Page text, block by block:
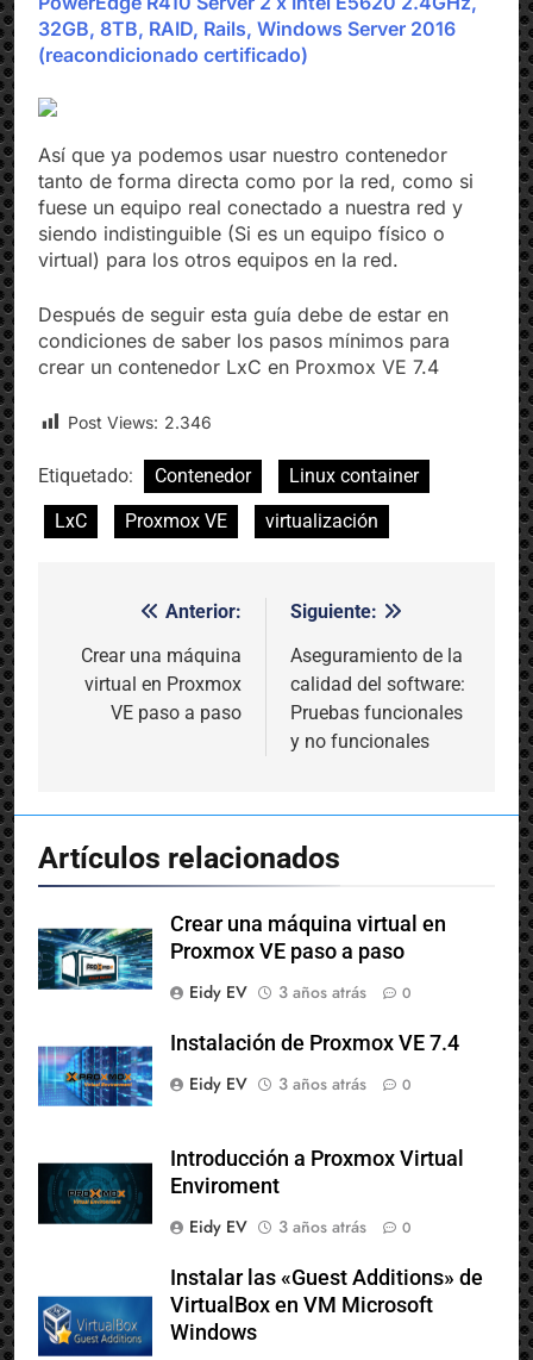
32GB, 8TB, RAID, Rails, Windows Server 2016
(reacondicionado certificado)
Así que ya podemos usar nuestro contenedor
tanto de forma directa como por la red, como si
fuese un equipo real conectado a nuestra red y
siendo indistinguible (Si es un equipo físico o
virtual) para los otros equipos en la red.
Después de seguir esta guía debe de estar en
condiciones de saber los pasos mínimos para
crear un contenedor LxC en Proxmox VE 7.4
Post Views: 2.346
Etiquetado: Contenedor
Linux container
LxC
Proxmox VE virtualización
Navegación
de
entradas
Anterior:
Crear una máquina
virtual en Proxmox
VE paso a paso
Siguiente:
Aseguramiento de la
calidad del software:
Pruebas funcionales
y no funcionales
Artículos relacionados
Crear una máquina virtual en
Proxmox VE paso a paso
Eidy EV
3 años atrás 0
Instalación de Proxmox VE 7.4
Eidy EV
3 años atrás 0
Introducción a Proxmox Virtual
Enviroment
Eidy EV
3 años atrás 0
Instalar las «Guest Additions» de
VirtualBox en VM Microsoft
Windows